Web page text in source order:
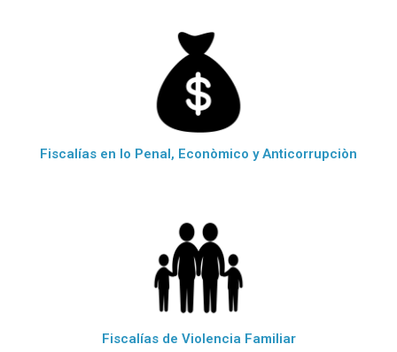
Fiscalías en lo Penal, Econòmico y Anticorrupciòn
Fiscalías de Violencia Familiar